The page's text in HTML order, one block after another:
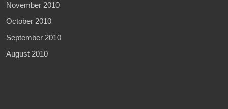
November 2010
October 2010
September 2010
August 2010